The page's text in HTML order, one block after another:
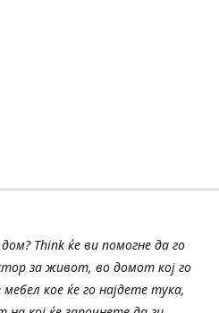
Think ќе ви помогне да го
за живот, во домот кој го
кое ќе го најдете тука,